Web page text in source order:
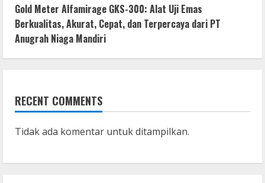
Gold Meter Alfamirage GKS-300: Alat Uji Emas
Berkualitas, Akurat, Cepat, dan Terpercaya dari PT
Anugrah Niaga Mandiri
RECENT COMMENTS
Tidak ada komentar untuk ditampilkan.